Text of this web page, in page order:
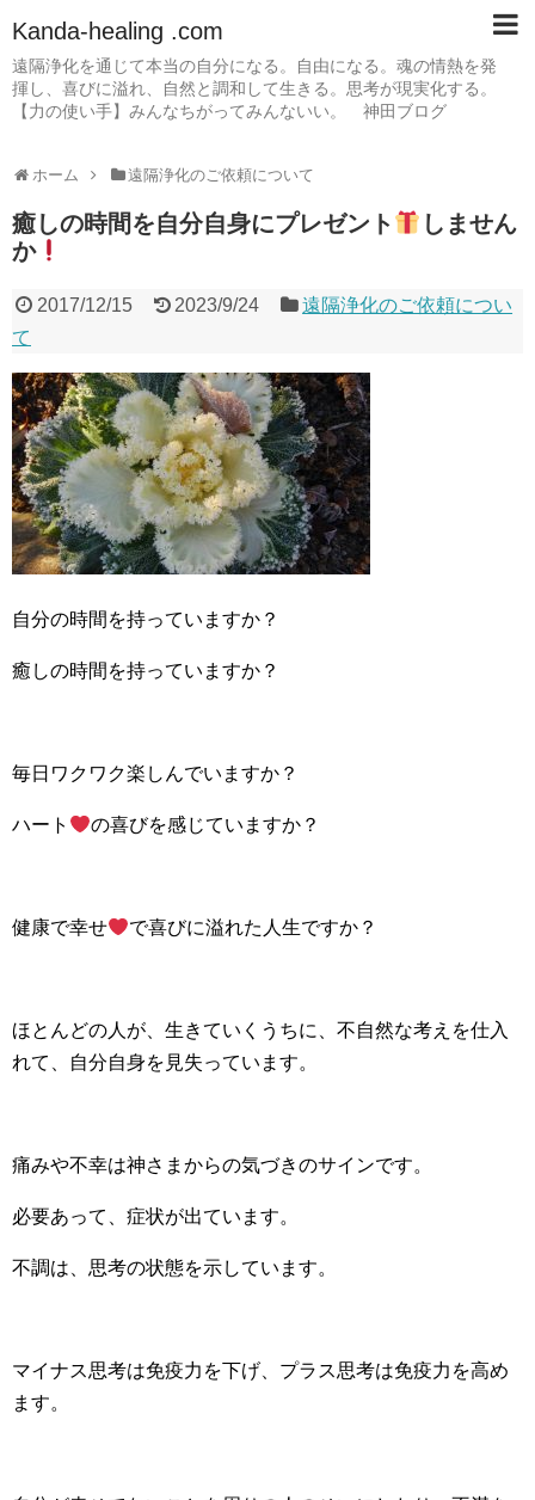
Kanda-healing .com
遠隔浄化を通じて本当の自分になる。自由になる。魂の情熱を発
揮し、喜びに溢れ、自然と調和して生きる。思考が現実化する。
【力の使い手】みんなちがってみんないい。 神田ブログ
ホーム 遠隔浄化のご依頼について
癒しの時間を自分自身にプレゼント
しません
か
2017/12/15 2023/9/24
遠隔浄化のご依頼につい
て
自分の時間を持っていますか？
癒しの時間を持っていますか？
毎日ワクワク楽しんでいますか？
ハート の喜びを感じていますか？
健康で幸せ で喜びに溢れた人生ですか？
ほとんどの人が、生きていくうちに、不自然な考えを仕入
れて、自分自身を見失っています。
痛みや不幸は神さまからの気づきのサインです。
必要あって、症状が出ています。
不調は、思考の状態を示しています。
マイナス思考は免疫力を下げ、プラス思考は免疫力を高め
ます。